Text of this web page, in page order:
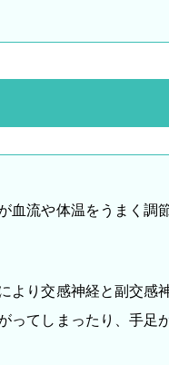
血流や体温をうまく調
より交感神経と副交感
ってしまったり、手足